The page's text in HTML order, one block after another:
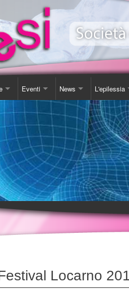
Soggiorno
in Piscina
Eventi
Giornata Inter-Nazionale Epilessia
Corsi e conferenze
Video Presentazione EeXpPiO
Sensibilizzazione
Teatro
News
Comunicazioni
Agenda
Esposizione
Novita'
L'epilessia
Come
Locarno